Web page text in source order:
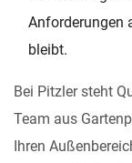
Anforderungen
bleibt.
Bei Pitzler steht
Team aus
Ihren